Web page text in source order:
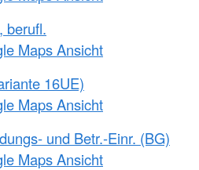
berufl.
Maps Ansicht
16UE)
Maps Ansicht
und Betr.-Einr. (BG)
Maps Ansicht